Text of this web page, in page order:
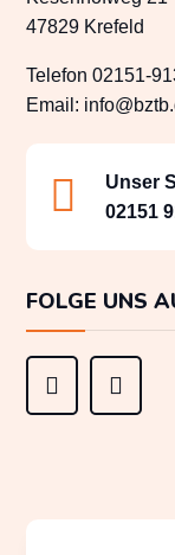
47829 Krefeld
Telefon 02151-
Email:

Unser
02151
FOLGE UNS
 